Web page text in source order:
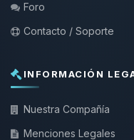
Foro
Contacto / Soporte
INFORMACIÓN
Nuestra Compañía
Menciones Legales